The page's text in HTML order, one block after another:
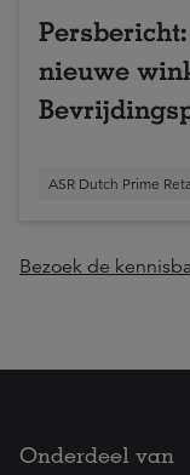
nieuwe
ASR Dutch Prime
Bezoek de
Onderdeel van